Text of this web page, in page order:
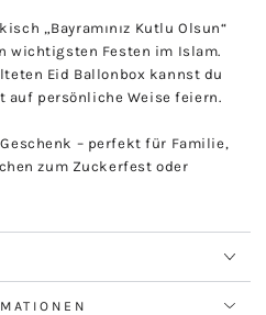
„Bayramınız Kutlu Olsun“
wichtigsten Festen im Islam.
Eid Ballonbox kannst du
auf persönliche Weise feiern.
– perfekt für Familie,
zum Zuckerfest oder